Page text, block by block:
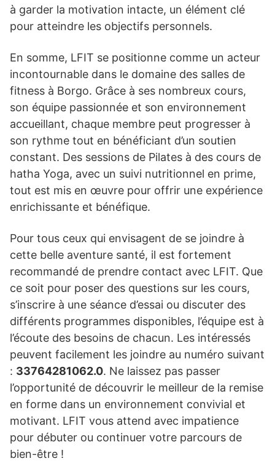
à garder la motivation intacte, un élément clé
pour atteindre les objectifs personnels.
En somme, LFIT se positionne comme un acteur
incontournable dans le domaine des salles de
fitness à Borgo. Grâce à ses nombreux cours,
son équipe passionnée et son environnement
accueillant, chaque membre peut progresser à
son rythme tout en bénéficiant d’un soutien
constant. Des sessions de Pilates à des cours de
hatha Yoga, avec un suivi nutritionnel en prime,
tout est mis en œuvre pour offrir une expérience
enrichissante et bénéfique.
Pour tous ceux qui envisagent de se joindre à
cette belle aventure santé, il est fortement
recommandé de prendre contact avec LFIT. Que
ce soit pour poser des questions sur les cours,
s’inscrire à une séance d’essai ou discuter des
différents programmes disponibles, l’équipe est à
l’écoute des besoins de chacun. Les intéressés
peuvent facilement les joindre au numéro suivant
: 33764281062.0. Ne laissez pas passer
l’opportunité de découvrir le meilleur de la remise
en forme dans un environnement convivial et
motivant. LFIT vous attend avec impatience
pour débuter ou continuer votre parcours de
bien-être !